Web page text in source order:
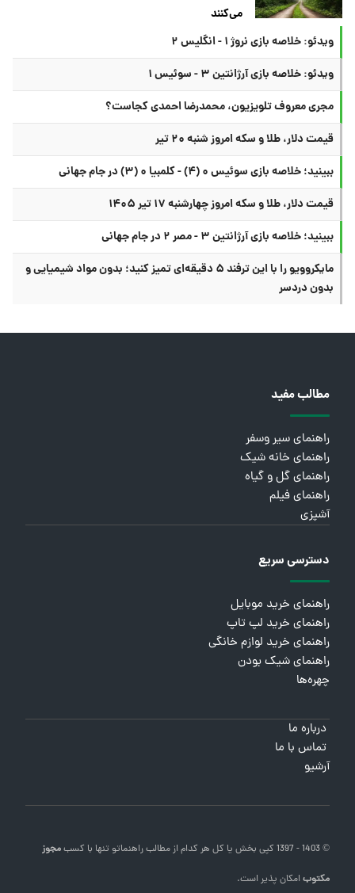
می‌کنند
ویدئو: خلاصه بازی نروژ ۱ - انگلیس ۲
ویدئو: خلاصه بازی آرژانتین ۳ - سوئیس ۱
مجری معروف تلویزیون، محمدرضا احمدی کجاست؟
قیمت دلار، طلا و سکه امروز شنبه ۲۰ تیر
ببینید؛ خلاصه بازی سوئیس ۰ (۴) - کلمبیا ۰ (۳) در جام جهانی
قیمت دلار، طلا و سکه امروز چهارشنبه ۱۷ تیر ۱۴۰۵
ببینید؛ خلاصه بازی آرژانتین ۳ - مصر ۲ در جام جهانی
مایکروویو را با این ترفند ۵ دقیقه‌ای تمیز کنید؛ بدون مواد شیمیایی و
بدون دردسر
مطالب مفید
راهنمای سیر وسفر
راهنمای خانه شیک
راهنمای گل و گیاه
راهنمای فیلم
آشپزی
دسترسی سریع
راهنمای خرید موبایل
راهنمای خرید لپ تاپ
راهنمای خرید لوازم خانگی
راهنمای شیک بودن
چهره‌ها
درباره ما
تماس با ما
آرشیو
© 1403 - 1397 کپی بخش یا کل هر کدام از مطالب راهنماتو تنها با کسبمجوز
مکتوبامکان پذیر است.